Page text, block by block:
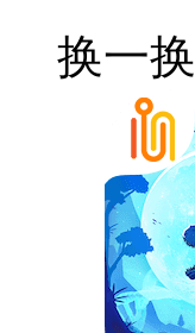
换一换